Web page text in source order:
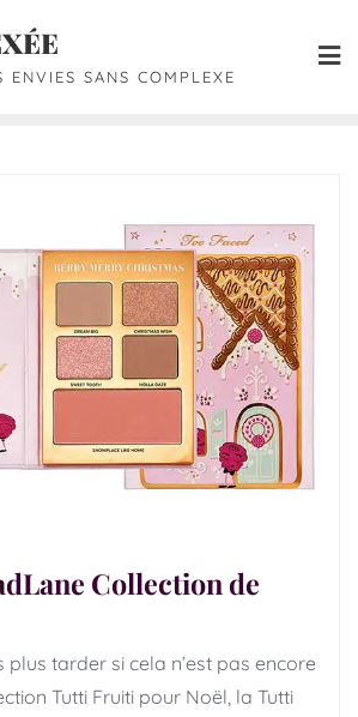
ENVIES SANS COMPLEXE
Collection de
plus tarder si cela n’est pas encore
Tutti Fruiti pour Noël, la Tutti